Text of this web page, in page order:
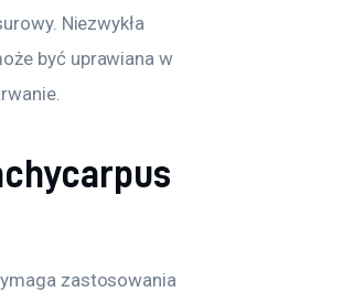
Niezwykła
być uprawiana w
zastosowania